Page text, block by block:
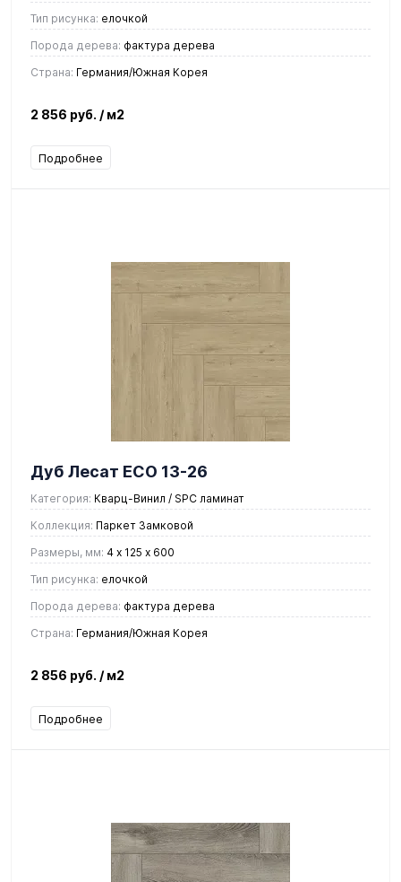
Тип рисунка: елочкой
Порода дерева: фактура дерева
Страна: Германия/Южная Корея
2 856 руб. / м2
Подробнее
Дуб Лесат ЕСО 13-26
Категория: Кварц-Винил / SPC ламинат
Коллекция: Паркет Замковой
Размеры, мм: 4 х 125 х 600
Тип рисунка: елочкой
Порода дерева: фактура дерева
Страна: Германия/Южная Корея
2 856 руб. / м2
Подробнее